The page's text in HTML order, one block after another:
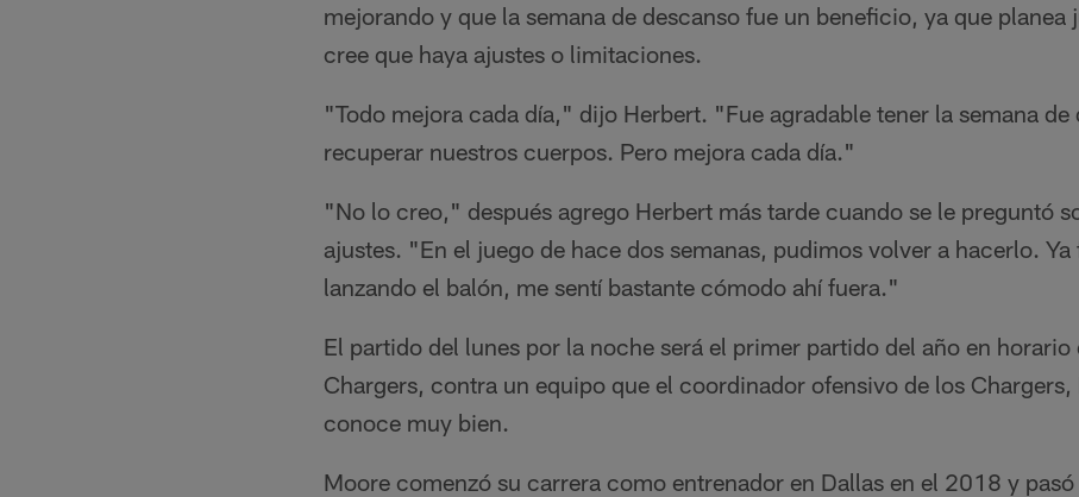
mejorando y que la semana de descanso fue un beneficio, ya que planea
cree que haya ajustes o limitaciones.
"Todo mejora cada día," dijo Herbert. "Fue agradable tener la semana de
recuperar nuestros cuerpos. Pero mejora cada día."
"No lo creo," después agrego Herbert más tarde cuando se le preguntó
ajustes. "En el juego de hace dos semanas, pudimos volver a hacerlo.
lanzando el balón, me sentí bastante cómodo ahí fuera."
El partido del lunes por la noche será el primer partido del año en horario
Chargers, contra un equipo que el coordinador ofensivo de los Chargers,
conoce muy bien.
Moore comenzó su carrera como entrenador en Dallas en el 2018 y